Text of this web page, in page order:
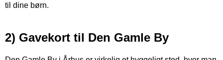
til dine børn.
2) Gavekort til Den Gamle By